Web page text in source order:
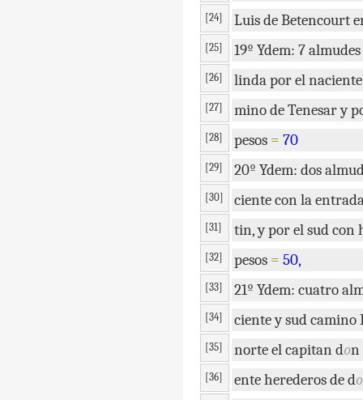
[24] LuisdeBetencourt
[25] 19º Ydem: 7almudes
[26] lindaporelnaciente
[27] minodeTenesary
[28] pesos = 70
[29] 20º Ydem: dos
[30] cientecon la
[31] tin,yporelsudcon
[32] pesos = 50,
[33] 21º Ydem: cuatro
[34] cienteysudcamino
[35] norteelcapitan don
[36] enteherederosdedo